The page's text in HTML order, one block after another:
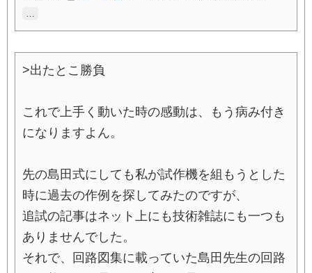
…
>出たとこ勝負
これで上手く動いた時の感動は、もう病み付き
になりますよん。
先の島田式にしても私が試作機を組もうとした
時に過去の作例を探してみたのですが、
追試の記事はネット上にも技術雑誌にも一つも
ありませんでした。
それで、回路図集に載っていた島田先生の回路